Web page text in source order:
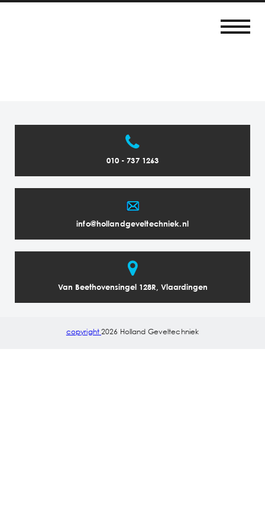
010 - 737 1263
info@hollandgeveltechniek.nl
Van Beethovensingel 128R, Vlaardingen
copyright2026 Holland Geveltechniek